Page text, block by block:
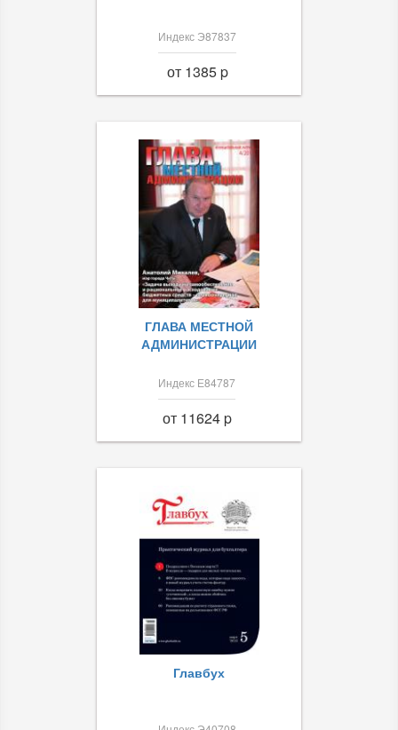
Индекс Э87837
от 1385 p
ГЛАВА МЕСТНОЙ
АДМИНИСТРАЦИИ
Индекс Е84787
от 11624 p
Главбух